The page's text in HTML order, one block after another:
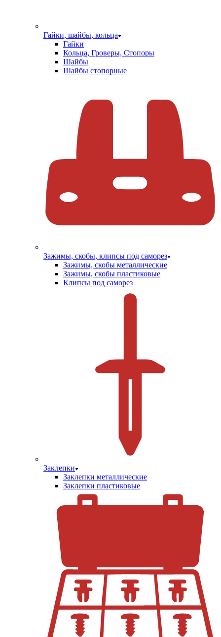
Гайки, шайбы, кольца
Гайки
Кольца, Гроверы, Стопоры
Шайбы
Шайбы стопорные
Зажимы, скобы, клипсы под саморез
Зажимы, скобы металлические
Зажимы, скобы пластиковые
Клипсы под саморез
Заклепки
Заклепки металлические
Заклепки пластиковые